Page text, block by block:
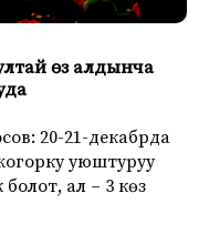
өз алдынча
20-21-декабрда
уюштуруу
ал – 3 көз